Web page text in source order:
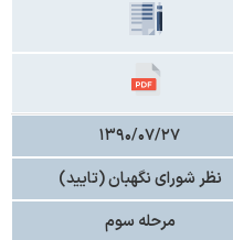
۱۳۹۰/۰۷/۲۷
نظر شورای نگهبان (تایید)
مرحله سوم